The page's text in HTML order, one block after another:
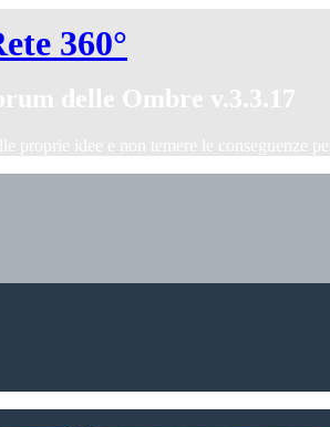
360°
delle Ombre v.3.3.17
proprie idee e non temere le conseguenze